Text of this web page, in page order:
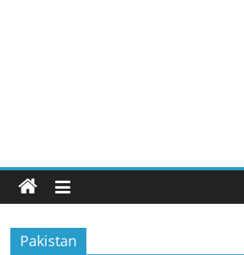
Pakistan